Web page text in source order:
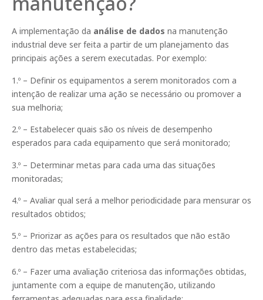
A implementação da análise de dados na manutenção
industrial deve ser feita a partir de um planejamento das
principais ações a serem executadas. Por exemplo:
1.º – Definir os equipamentos a serem monitorados com a
intenção de realizar uma ação se necessário ou promover a
sua melhoria;
2.º – Estabelecer quais são os níveis de desempenho
esperados para cada equipamento que será monitorado;
3.º – Determinar metas para cada uma das situações
monitoradas;
4.º – Avaliar qual será a melhor periodicidade para mensurar os
resultados obtidos;
5.º – Priorizar as ações para os resultados que não estão
dentro das metas estabelecidas;
6.º – Fazer uma avaliação criteriosa das informações obtidas,
juntamente com a equipe de manutenção, utilizando